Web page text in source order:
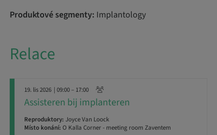
Produktové segmenty: Implantology
Relace
19. lis 2026 | 09:00 – 17:00
Assisteren bij implanteren
Reproduktory: Joyce Van Loock
Místo konání: O Kalla Corner - meeting room Zaventem